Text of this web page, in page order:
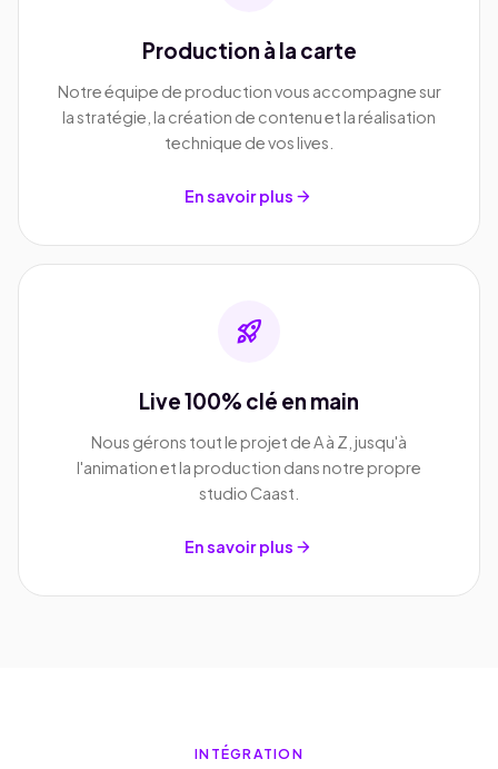
Production à la carte
Notre équipe de production vous accompagne sur
la stratégie, la création de contenu et la réalisation
technique de vos lives.
En savoir plus arrow_forward
rocket_launch
Live 100% clé en main
Nous gérons tout le projet de A à Z, jusqu'à
l'animation et la production dans notre propre
studio Caast.
En savoir plus arrow_forward
INTÉGRATION